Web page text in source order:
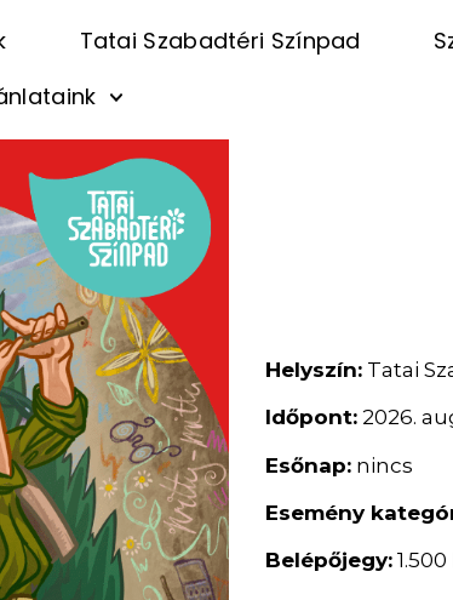
Tatai Szabadtéri Színpad
Helyszín: Tatai
Időpont: 2026.
Esőnap: nincs
Esemény
Belépőjegy: